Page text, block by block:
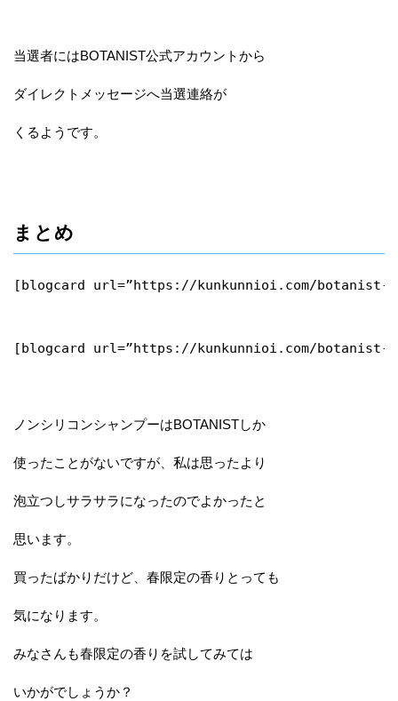
当選者にはBOTANIST公式アカウントから
ダイレクトメッセージへ当選連絡が
くるようです。
まとめ
[blogcard url=”https://kunkunnioi.com/botanist-
[blogcard url=”https://kunkunnioi.com/botanist-
ノンシリコンシャンプーはBOTANISTしか
使ったことがないですが、私は思ったより
泡立つしサラサラになったのでよかったと
思います。
買ったばかりだけど、春限定の香りとっても
気になります。
みなさんも春限定の香りを試してみては
いかがでしょうか？